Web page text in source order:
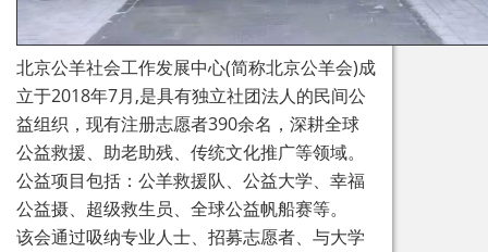
北京公羊社会工作发展中心(简称北京公羊会)成
立于2018年7月,是具有独立社团法人的民间公
益组织，现有注册志愿者390余名，深耕全球
公益救援、助老助残、传统文化推广等领域。
公益项目包括：公羊救援队、公益大学、幸福
公益摄、超级救生员、全球公益帆船赛等。
该会通过吸纳专业人士、招募志愿者、与大学